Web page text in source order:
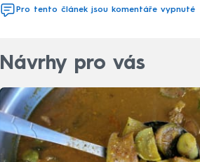
Pro tento článek jsou komentáře vypnuté
Návrhy pro vás